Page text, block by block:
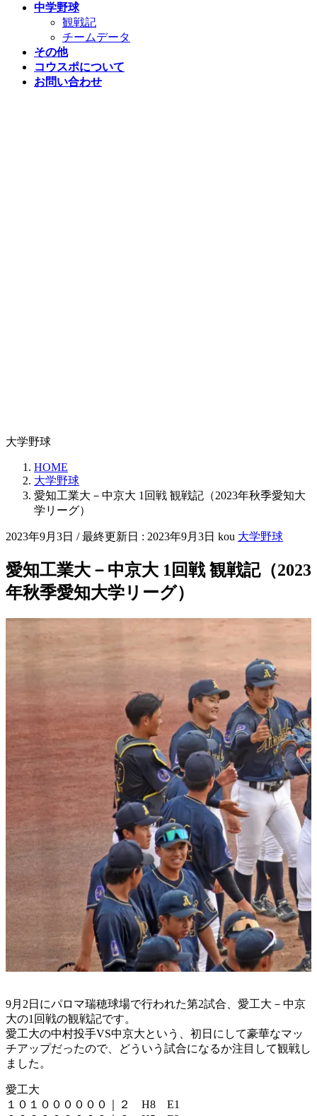
中学野球
観戦記
チームデータ
その他
コウスポについて
お問い合わせ
大学野球
HOME
大学野球
愛知工業大－中京大 1回戦 観戦記（2023年秋季愛知大
学リーグ）
2023年9月3日 / 最終更新日 : 2023年9月3日 kou 大学野球
愛知工業大－中京大 1回戦 観戦記（2023
年秋季愛知大学リーグ）
9月2日にパロマ瑞穂球場で行われた第2試合、愛工大－中京
大の1回戦の観戦記です。
愛工大の中村投手VS中京大という、初日にして豪華なマッ
チアップだったので、どういう試合になるか注目して観戦し
ました。
愛工大
１０１００００００｜２ H8 E1